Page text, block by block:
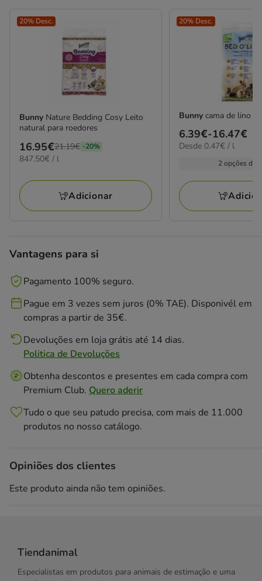
20% Desc.
Bunny Nature Bedding Cosy Leito
natural para roedores
Preço
anterior
está
a
final
16.95€
16.95€21.19€ -20%
847.50€
847.50€ / l
Adicionar
20% Desc.
Bunnycama de lino
Preço
de
16.47€
6.39€-16.47€
0.47€
Desde 0.47€ / l
2 opções de
Vantagens para si
Pagamento 100% seguro.
Pague em 3 vezes sem juros (0% TAE). Disponivél em
compras a partir de 35€.
Devoluções em loja grátis até 14 dias.
Politica de Devoluções
Obtenha descontos e presentes em cada compra com
Premium Club. Quero aderir
Tudo o que seu patudo precisa, com mais de 11.000
produtos no nosso catálogo.
Opiniões dos clientes
Este produto ainda não tem opiniões.
Tiendanimal
Especialistas em produtos para animais de estimação e uma